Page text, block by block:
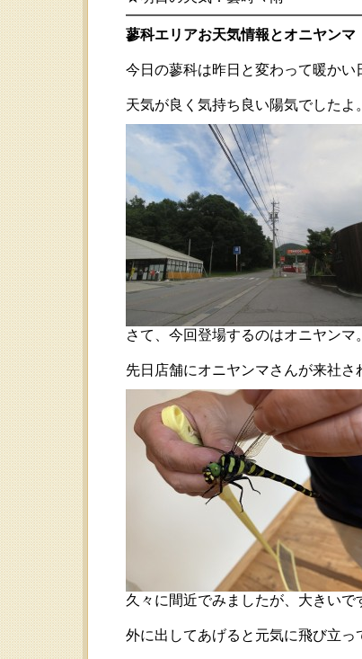
蓼科エリアお天気情報とオニヤンマ
今日の蓼科は昨日と変わって暖かい
天気が良く気持ち良い陽気でしたよ。
さて、今回登場するのはオニヤンマ。
先日店舗にオニヤンマさんが来社さ
久々に間近でみましたが、大きいで
外に出してあげると元気に飛び立っ